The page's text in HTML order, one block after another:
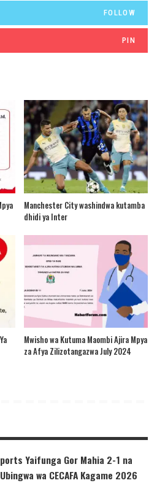
FOLLOW
PIN
Manchester City washindwa kutamba
dhidi ya Inter
Mwisho wa Kutuma Maombi Ajira Mpya
za Afya Zilizotangazwa July 2024
Yaifunga Gor Mahia 2-1 na
wa CECAFA Kagame 2026